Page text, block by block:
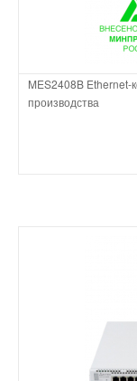
MES2408B Ethernet-
производства